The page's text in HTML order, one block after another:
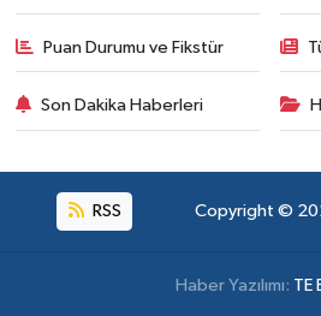
Puan Durumu ve Fikstür
Son Dakika Haberleri
RSS Copyright ©
Haber Yazılımı: TE